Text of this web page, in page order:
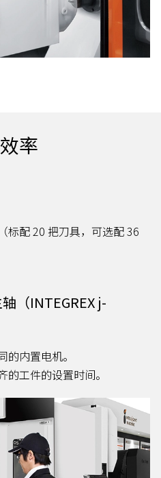
率
标配 20 把刀具，可选配 36
（INTEGREX j-
内置电机。
工件的设置时间。